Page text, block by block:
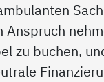
zu buchen,